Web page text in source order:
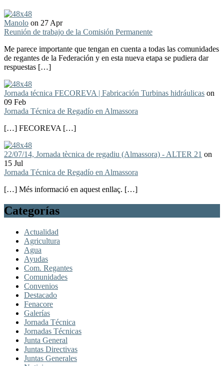
Manolo on 27 Apr
Reunión de trabajo de la Comisión Permanente
Me parece importante que tengan en cuenta a todas las comunidades
de regantes de la Federación y en esta nueva etapa se pudiera dar
respuestas […]
Jornada técnica FECOREVA | Fabricación Turbinas hidráulicas on
09 Feb
Jornada Técnica de Regadío en Almassora
[…] FECOREVA […]
22/07/14, Jornada tècnica de regadiu (Almassora) - ALTER 21 on
15 Jul
Jornada Técnica de Regadío en Almassora
[…] Més informació en aquest enllaç. […]
Categorías
Actualidad
Agricultura
Agua
Ayudas
Com. Regantes
Comunidades
Convenios
Destacado
Fenacore
Galerías
Jornada Técnica
Jornadas Técnicas
Junta General
Juntas Directivas
Juntas Generales